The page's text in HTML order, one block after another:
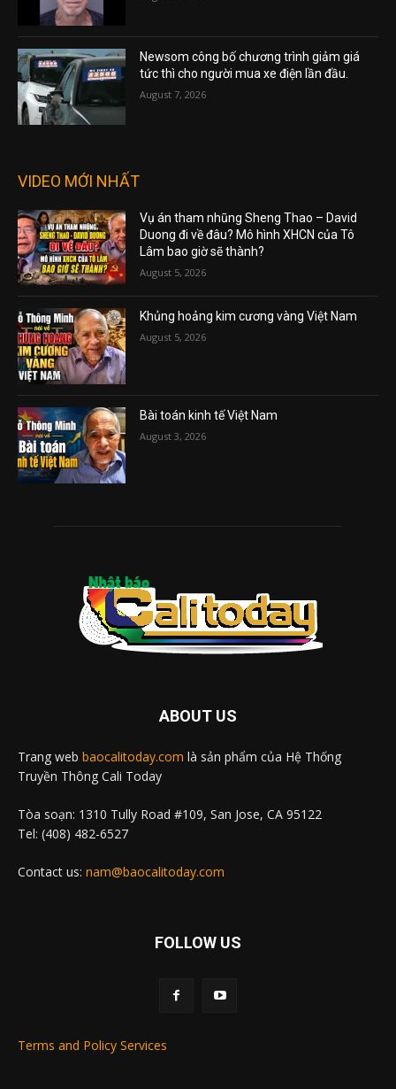
Newsom công bố chương trình giảm giá
tức thì cho người mua xe điện lần đầu.
August 7, 2026
VIDEO MỚI NHẤT
Vụ án tham nhũng Sheng Thao – David
Duong đi về đâu? Mô hình XHCN của Tô
Lâm bao giờ sẽ thành?
August 5, 2026
Khủng hoảng kim cương vàng Việt Nam
August 5, 2026
Bài toán kinh tế Việt Nam
August 3, 2026
ABOUT US
Trang web baocalitoday.com là sản phẩm của Hệ Thống
Truyền Thông Cali Today
Tòa soạn: 1310 Tully Road #109, San Jose, CA 95122
Tel: (408) 482-6527
Contact us: nam@baocalitoday.com
FOLLOW US
Terms and Policy Services